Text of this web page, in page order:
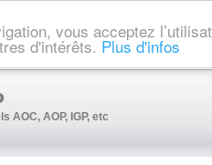
vous acceptez
d'intérêts. Plus d'infos
AOC, AOP, IGP, etc